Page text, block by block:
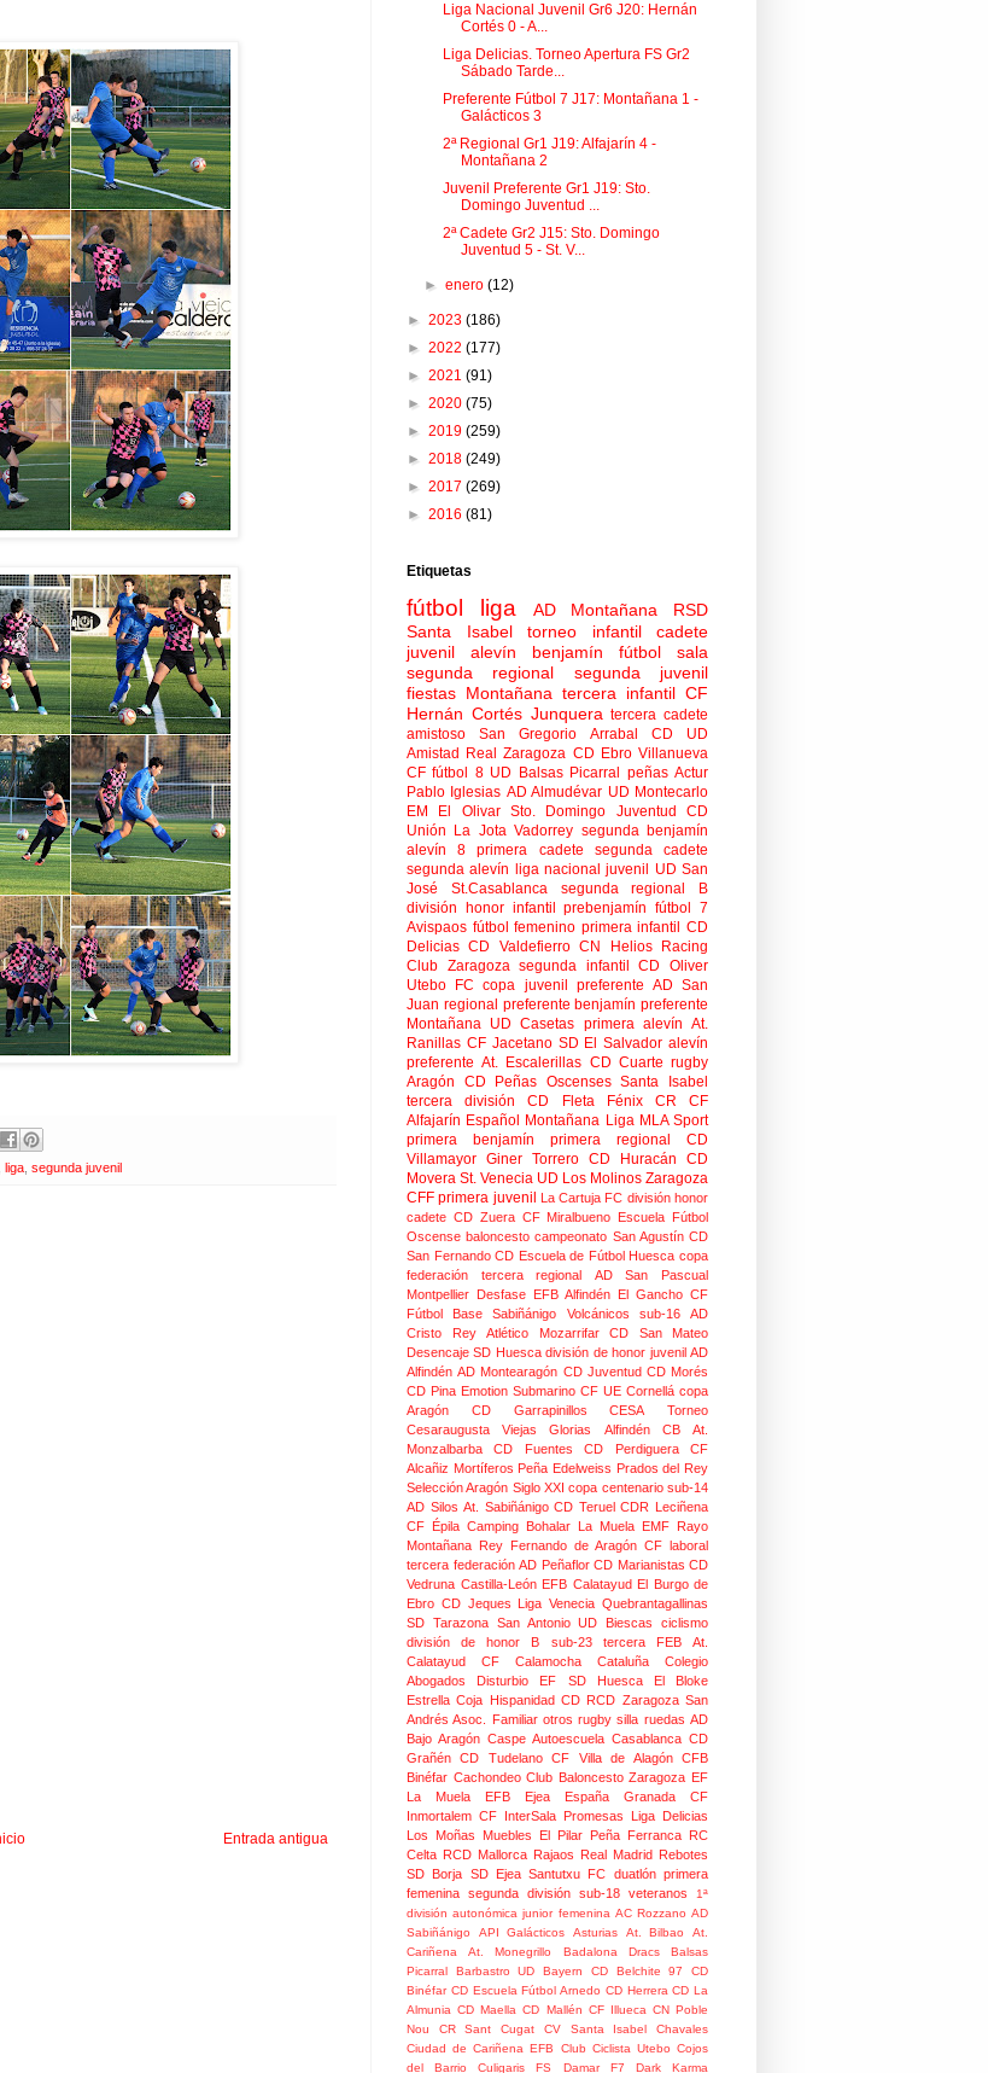
liga segunda juvenil
Entrada antigua
Liga Nacional Juvenil Gr6 J20: Hernán
Cortés 0 - A...
Liga Delicias. Torneo Apertura FS Gr2
Sábado Tarde...
Preferente Fútbol 7 J17: Montañana 1 -
Galácticos 3
2ª Regional Gr1 J19: Alfajarín 4 -
Montañana 2
Juvenil Preferente Gr1 J19: Sto.
Domingo Juventud ...
2ª Cadete Gr2 J15: Sto. Domingo
Juventud 5 - St. V...
►enero(12)
► 2023 (186)
► 2022 (177)
► 2021 (91)
► 2020 (75)
► 2019 (259)
► 2018 (249)
► 2017 (269)
► 2016 (81)
Etiquetas
fútbol liga AD Montañana
RSD
Santa Isabel
torneo infantil
cadete
juvenil
alevín benjamín
fútbol sala
segunda regional
segunda juvenil
fiestas Montañana tercera infantil CF
Hernán Cortés Junquera tercera cadete
amistoso
San Gregorio Arrabal CD
UD
Amistad
Real Zaragoza CD Ebro Villanueva
CF fútbol 8 UD Balsas Picarral peñas Actur
Pablo Iglesias AD Almudévar UD Montecarlo
EM El Olivar Sto. Domingo Juventud
CD
Unión La Jota Vadorrey segunda benjamín
alevín 8
primera cadete
segunda cadete
segunda alevín
liga nacional juvenil
UD San
José
St.Casablanca
segunda regional B
división honor infantil
prebenjamín fútbol 7
Avispaos fútbol femenino primera infantil
CD
Delicias CD Valdefierro CN Helios
Racing
Club Zaragoza segunda infantil
CD Oliver
Utebo FC copa juvenil preferente AD San
Juan regional preferente benjamín preferente
Montañana UD Casetas primera alevín At.
Ranillas CF Jacetano SD El Salvador alevín
preferente At. Escalerillas CD Cuarte rugby
Aragón
CD Peñas Oscenses Santa Isabel
tercera división
CD Fleta Fénix CR
CF
Alfajarín Español Montañana Liga MLA Sport
primera benjamín
primera regional
CD
Villamayor Giner Torrero CD Huracán
CD
Movera St. Venecia UD Los Molinos Zaragoza
CFF primera juvenil La Cartuja FC división honor
cadete CD Zuera CF Miralbueno Escuela Fútbol
Oscense baloncesto campeonato San Agustín CD
San Fernando CD Escuela de Fútbol Huesca copa
federación
tercera regional
AD San Pascual
Montpellier Desfase EFB Alfindén El Gancho CF
Fútbol Base Sabiñánigo
Volcánicos sub-16
AD
Cristo Rey
Atlético Mozarrifar
CD San Mateo
Desencaje SD Huesca división de honor juvenil AD
Alfindén AD Montearagón CD Juventud CD Morés
CD Pina Emotion Submarino CF UE Cornellá copa
Aragón
CD Garrapinillos CESA
Torneo
Cesaraugusta
Viejas Glorias Alfindén CB
At.
Monzalbarba
CD Fuentes CD Perdiguera
CF
Alcañiz Mortíferos Peña Edelweiss Prados del Rey
Selección Aragón Siglo XXI copa centenario sub-14
AD Silos At. Sabiñánigo CD Teruel CDR Leciñena
CF Épila Camping Bohalar La Muela EMF Rayo
Montañana Rey Fernando de Aragón CF laboral
tercera federación AD Peñaflor CD Marianistas CD
Vedruna Castilla-León EFB Calatayud El Burgo de
Ebro CD Jeques Liga Venecia Quebrantagallinas
SD Tarazona San Antonio UD Biescas
ciclismo
división de honor B
sub-23 tercera FEB
At.
Calatayud
CF Calamocha Cataluña
Colegio
Abogados
Disturbio EF SD Huesca
El Bloke
Estrella Coja Hispanidad CD RCD Zaragoza San
Andrés Asoc. Familiar otros rugby silla ruedas AD
Bajo Aragón Caspe Autoescuela Casablanca CD
Grañén
CD Tudelano CF Villa de Alagón
CFB
Binéfar Cachondeo Club Baloncesto Zaragoza EF
La Muela
EFB Ejea España
Granada CF
Inmortalem CF InterSala Promesas
Liga Delicias
Los Moñas
Muebles El Pilar Peña Ferranca RC
Celta RCD Mallorca Rajaos Real Madrid Rebotes
SD Borja SD Ejea Santutxu FC duatlón primera
femenina segunda división sub-18 veteranos
1ª
división autonómica junior femenina AC Rozzano AD
Sabiñánigo
API Galácticos Asturias At. Bilbao
At.
Cariñena
At. Monegrillo Badalona Dracs
Balsas
Picarral
Barbastro UD Bayern CD Belchite 97
CD
Binéfar CD Escuela Fútbol Arnedo CD Herrera CD La
Almunia CD Maella CD Mallén CF Illueca CN Poble
Nou
CR Sant Cugat CV Santa Isabel
Chavales
Ciudad de Cariñena EFB
Club Ciclista Utebo Cojos
del Barrio
Culigaris FS Damar F7 Dark Karma